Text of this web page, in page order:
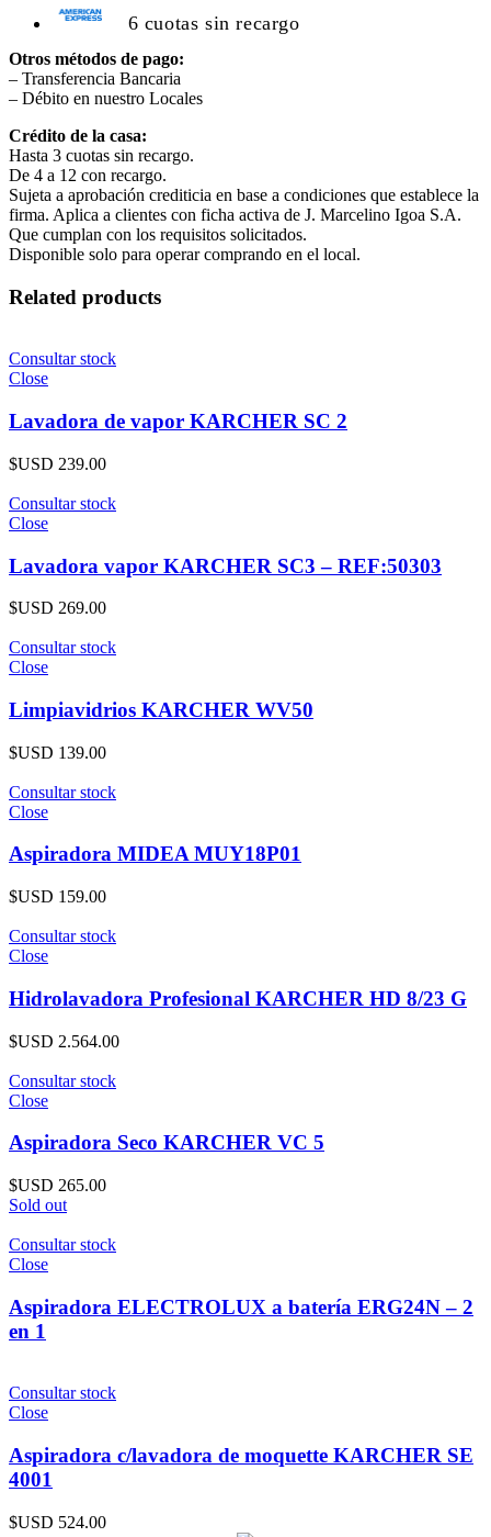
6 cuotas sin recargo
Otros métodos de pago:
– Transferencia Bancaria
– Débito en nuestro Locales
Crédito de la casa:
Hasta 3 cuotas sin recargo.
De 4 a 12 con recargo.
Sujeta a aprobación crediticia en base a condiciones que establece la
firma. Aplica a clientes con ficha activa de J. Marcelino Igoa S.A.
Que cumplan con los requisitos solicitados.
Disponible solo para operar comprando en el local.
Related products
Consultar stock
Close
Lavadora de vapor KARCHER SC 2
$USD 239.00
Consultar stock
Close
Lavadora vapor KARCHER SC3 – REF:50303
$USD 269.00
Consultar stock
Close
Limpiavidrios KARCHER WV50
$USD 139.00
Consultar stock
Close
Aspiradora MIDEA MUY18P01
$USD 159.00
Consultar stock
Close
Hidrolavadora Profesional KARCHER HD 8/23 G
$USD 2.564.00
Consultar stock
Close
Aspiradora Seco KARCHER VC 5
$USD 265.00
Sold out
Consultar stock
Close
Aspiradora ELECTROLUX a batería ERG24N – 2
en 1
Consultar stock
Close
Aspiradora c/lavadora de moquette KARCHER SE
4001
$USD 524.00